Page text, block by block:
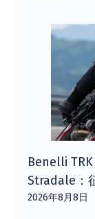
Benelli
Stradale：
2026年8月8日